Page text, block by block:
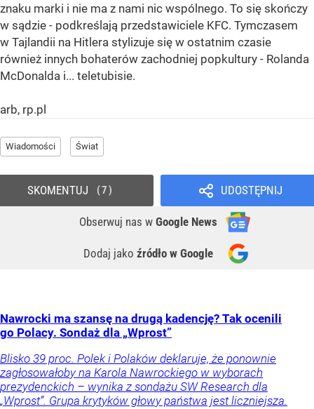
znaku marki i nie ma z nami nic wspólnego. To się skończy
w sądzie - podkreślają przedstawiciele KFC. Tymczasem
w Tajlandii na Hitlera stylizuje się w ostatnim czasie
również innych bohaterów zachodniej popkultury - Rolanda
McDonalda i... teletubisie.
arb, rp.pl
Wiadomości Świat
UDOSTĘPNIJ
Obserwuj nas w Google News
Dodaj jako źródło w Google
SKOMENTUJ 7
Nawrocki ma szansę na drugą kadencję? Tak ocenili
go Polacy. Sondaż dla „Wprost”
Blisko 39 proc. Polek i Polaków deklaruje, że ponownie
zagłosowałoby na Karola Nawrockiego w wyborach
prezydenckich – wynika z sondażu SW Research dla
„Wprost”. Grupa krytyków głowy państwa jest liczniejsza.